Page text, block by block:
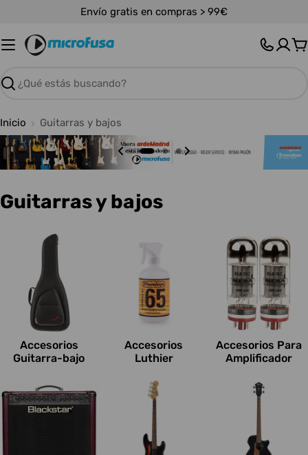
contenido
Envío gratis en compras > 99€
Buscar
Inicio Guitarras y bajos
C
e
s
Guitarras y bajos
Accesorios
Guitarra-bajo
Accesorios
Luthier
Accesorios Para
Amplificador